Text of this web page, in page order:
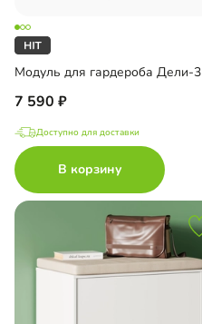
Модуль для гардероба Дели-3
7 590
Доступно для доставки
В корзину